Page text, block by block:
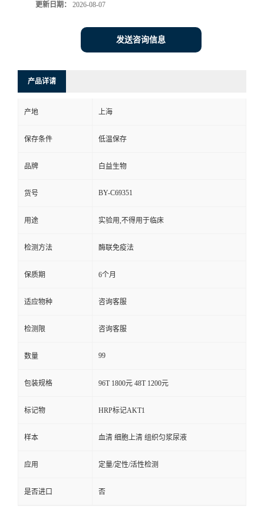
更新日期： 2026-08-07
发送咨询信息
产品详请
产地 上海
保存条件 低温保存
品牌 白益生物
货号 BY-C69351
用途 实验用,不得用于临床
检测方法 酶联免疫法
保质期 6个月
适应物种 咨询客服
检测限 咨询客服
数量 99
包装规格 96T 1800元 48T 1200元
标记物 HRP标记AKT1
样本 血清 细胞上清 组织匀浆尿液
应用 定量/定性/活性检测
是否进口 否